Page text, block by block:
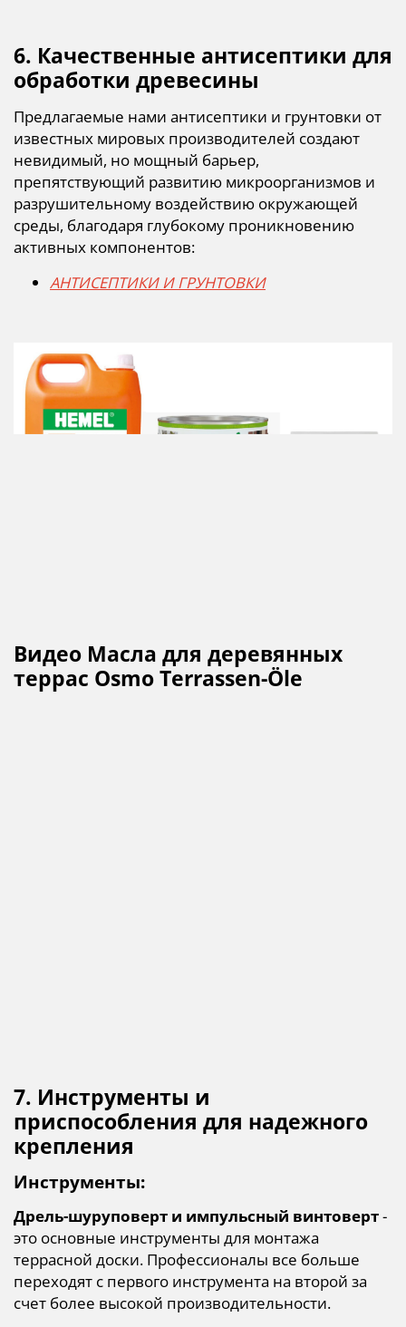
6. Качественные антисептики для
обработки древесины
Предлагаемые нами антисептики и грунтовки от
известных мировых производителей создают
невидимый, но мощный барьер,
препятствующий развитию микроорганизмов и
разрушительному воздействию окружающей
среды, благодаря глубокому проникновению
активных компонентов:
АНТИСЕПТИКИ И ГРУНТОВКИ
Видео Масла для деревянных
террас Osmo Terrassen-Öle
7. Инструменты и
приспособления для надежного
крепления
Инструменты:
Дрель-шуруповерт и импульсный винтоверт-
это основные инструменты для монтажа
террасной доски. Профессионалы все больше
переходят с первого инструмента на второй за
счет более высокой производительности.